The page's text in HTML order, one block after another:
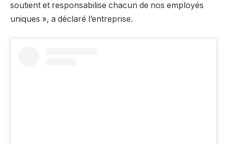
soutient et responsabilise chacun de nos employés
uniques », a déclaré l’entreprise.